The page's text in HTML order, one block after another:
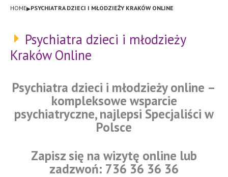
HOME▸PSYCHIATRA DZIECI I MŁODZIEŻY KRAKÓW ONLINE
Psychiatra dzieci i młodzieży
Kraków Online
Psychiatra dzieci i młodzieży online –
kompleksowe wsparcie
psychiatryczne, najlepsi Specjaliści w
Polsce
Zapisz się na wizytę online lub
zadzwoń: 736 36 36 36